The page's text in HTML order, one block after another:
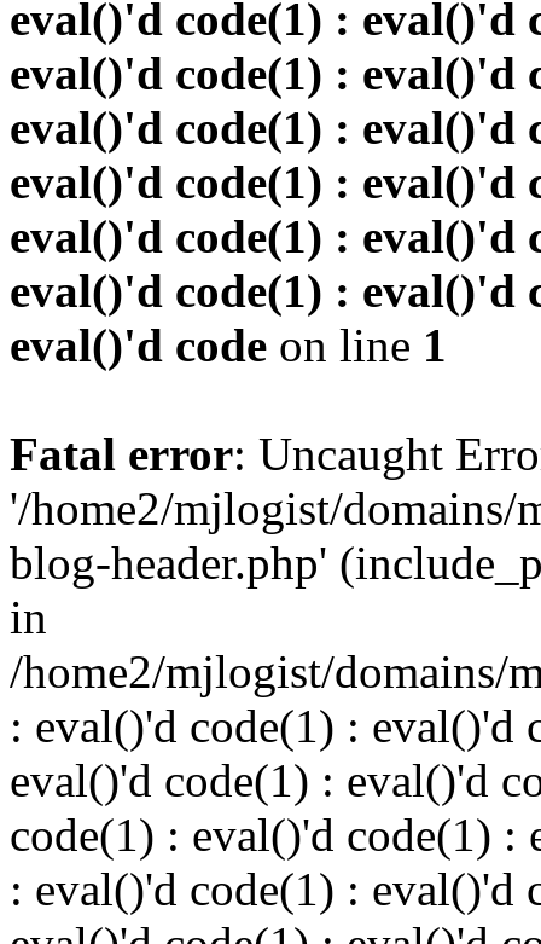
eval()'d code(1) : eval()'d
eval()'d code(1) : eval()'d
eval()'d code(1) : eval()'d
eval()'d code(1) : eval()'d
eval()'d code(1) : eval()'d
eval()'d code(1) : eval()'d
eval()'d code on line 1
Fatal error: Uncaught
'/home2/mjlogist/
blog-header.php'
in
/home2/mjlogist/domains/
: eval()'d code(1) : eval()'d
eval()'d code(1) : eval()'d
code(1) : eval()'d code(1) :
: eval()'d code(1) : eval()'d